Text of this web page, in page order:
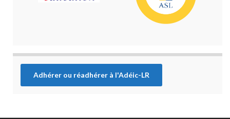
Adhérer ou réadhérer à l'Adéic-LR